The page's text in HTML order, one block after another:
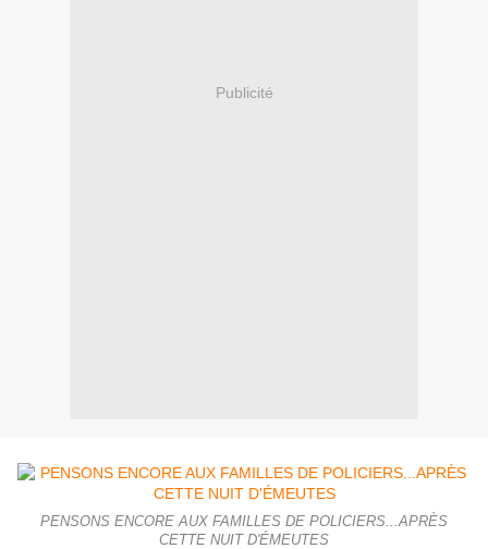
Publicité
PENSONS ENCORE AUX FAMILLES DE POLICIERS...APRÈS
CETTE NUIT D'ÉMEUTES